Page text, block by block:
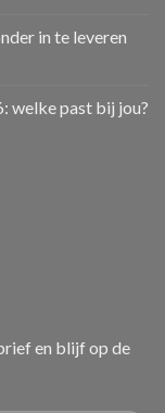
in te leveren
welke past bij jou?
en blijf op de